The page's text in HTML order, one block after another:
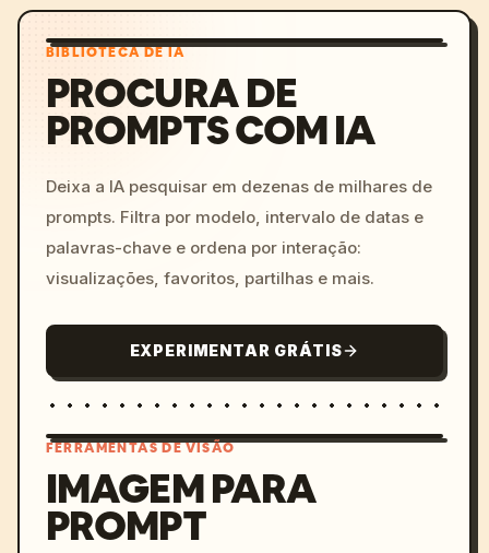
BIBLIOTECA DE IA
PROCURA DE
PROMPTS COM IA
Deixa a IA pesquisar em dezenas de milhares de
prompts. Filtra por modelo, intervalo de datas e
palavras-chave e ordena por interação:
visualizações, favoritos, partilhas e mais.
EXPERIMENTAR GRÁTIS
FERRAMENTAS DE VISÃO
IMAGEM PARA
PROMPT